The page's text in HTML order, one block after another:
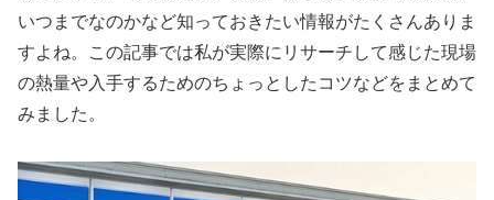
いつまでなのかなど知っておきたい情報がたくさんありま
すよね。この記事では私が実際にリサーチして感じた現場
の熱量や入手するためのちょっとしたコツなどをまとめて
みました。